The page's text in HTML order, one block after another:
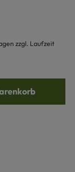
zzgl. Laufzeit